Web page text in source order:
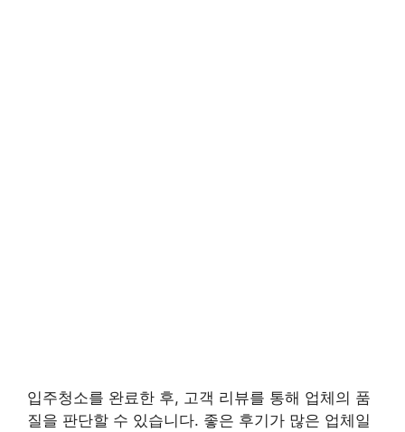
입주청소를 완료한 후, 고객 리뷰를 통해 업체의 품
질을 판단할 수 있습니다. 좋은 후기가 많은 업체일